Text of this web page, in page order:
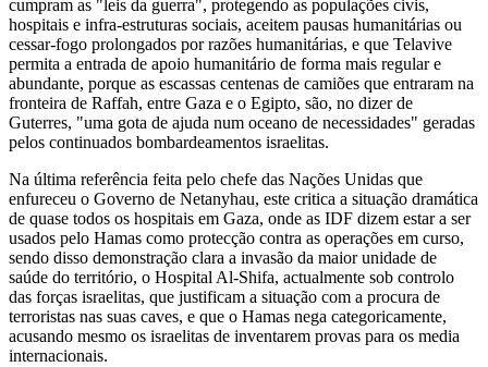
cumpram as "leis da guerra", protegendo as populações civis,
hospitais e infra-estruturas sociais, aceitem pausas humanitárias ou
cessar-fogo prolongados por razões humanitárias, e que Telavive
permita a entrada de apoio humanitário de forma mais regular e
abundante, porque as escassas centenas de camiões que entraram na
fronteira de Raffah, entre Gaza e o Egipto, são, no dizer de
Guterres, "uma gota de ajuda num oceano de necessidades" geradas
pelos continuados bombardeamentos israelitas.
Na última referência feita pelo chefe das Nações Unidas que
enfureceu o Governo de Netanyhau, este critica a situação dramática
de quase todos os hospitais em Gaza, onde as IDF dizem estar a ser
usados pelo Hamas como protecção contra as operações em curso,
sendo disso demonstração clara a invasão da maior unidade de
saúde do território, o Hospital Al-Shifa, actualmente sob controlo
das forças israelitas, que justificam a situação com a procura de
terroristas nas suas caves, e que o Hamas nega categoricamente,
acusando mesmo os israelitas de inventarem provas para os media
internacionais.